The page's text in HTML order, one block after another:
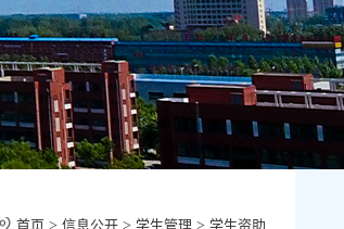
首页 > 信息公开 > 学生管理 > 学生资助